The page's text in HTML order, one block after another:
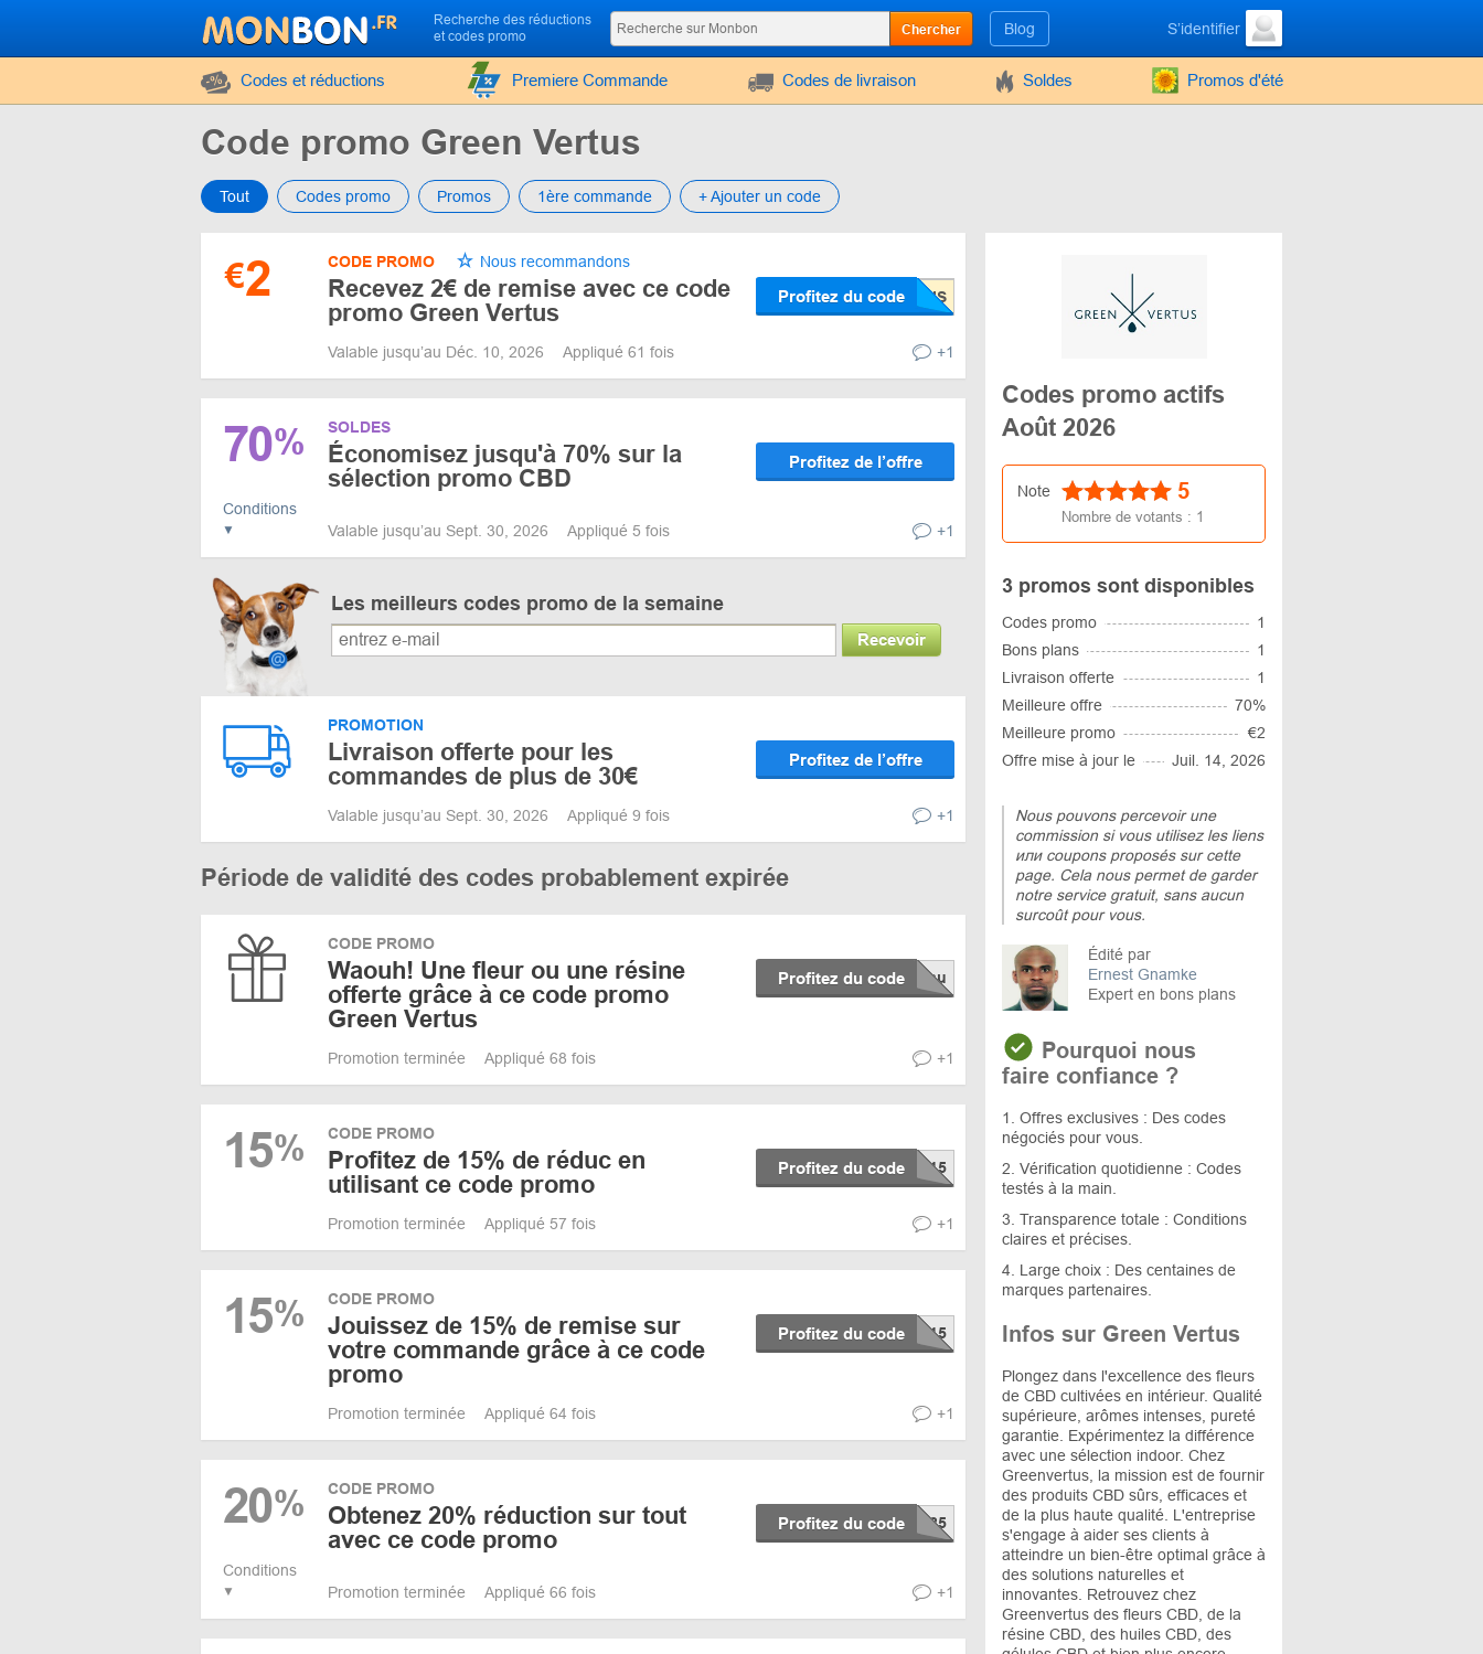
Recherche des réductions
et codes promo
Chercher Blog S’identifier
Codes et réductions Premiere Commande Codes de livraison Soldes Promos d'été
Code promo Green Vertus
Tout Codes promo Promos 1ère commande + Ajouter un code
€2 CODE PROMO Nous recommandons
Recevez 2€ de remise avec ce code
promo Green Vertus
Profitez du code
Valable jusqu’au Déc. 10, 2026 Appliqué 61 fois +1
70%
Conditions
SOLDES
Économisez jusqu'à 70% sur la
sélection promo CBD
Profitez de l’offre
Valable jusqu’au Sept. 30, 2026 Appliqué 5 fois +1
Les meilleurs codes promo de la semaine
Recevoir
PROMOTION
Livraison offerte pour les
commandes de plus de 30€
Profitez de l’offre
Valable jusqu’au Sept. 30, 2026 Appliqué 9 fois +1
Période de validité des codes probablement expirée
CODE PROMO
Waouh! Une fleur ou une résine
offerte grâce à ce code promo
Green Vertus
Profitez du code
Promotion terminée Appliqué 68 fois +1
15% CODE PROMO
Profitez de 15% de réduc en
utilisant ce code promo
Profitez du code
Promotion terminée Appliqué 57 fois +1
15% CODE PROMO
Jouissez de 15% de remise sur
votre commande grâce à ce code
promo
Profitez du code
Promotion terminée Appliqué 64 fois +1
20%
Conditions
CODE PROMO
Obtenez 20% réduction sur tout
avec ce code promo
Profitez du code
Promotion terminée Appliqué 66 fois +1
Codes promo actifs
Août 2026
Note 5
Nombre de votants : 1
3 promos sont disponibles
Codes promo
1
Bons plans
1
Livraison offerte
1
Meilleure offre
70%
Meilleure promo
€2
Offre mise à jour le
Juil. 14, 2026
Nous pouvons percevoir une
commission si vous utilisez les liens
или coupons proposés sur cette
page. Cela nous permet de garder
notre service gratuit, sans aucun
surcoût pour vous.
Édité par
Ernest Gnamke
Expert en bons plans
Pourquoi nous
faire confiance ?
1. Offres exclusives : Des codes
négociés pour vous.
2. Vérification quotidienne : Codes
testés à la main.
3. Transparence totale : Conditions
claires et précises.
4. Large choix : Des centaines de
marques partenaires.
Infos sur Green Vertus
Plongez dans l'excellence des fleurs
de CBD cultivées en intérieur. Qualité
supérieure, arômes intenses, pureté
garantie. Expérimentez la différence
avec une sélection indoor. Chez
Greenvertus, la mission est de fournir
des produits CBD sûrs, efficaces et
de la plus haute qualité. L'entreprise
s'engage à aider ses clients à
atteindre un bien-être optimal grâce à
des solutions naturelles et
innovantes. Retrouvez chez
Greenvertus des fleurs CBD, de la
résine CBD, des huiles CBD, des